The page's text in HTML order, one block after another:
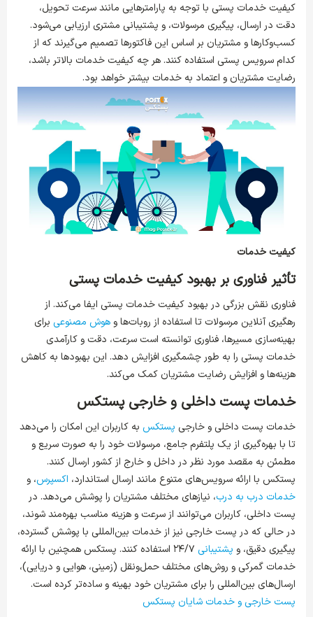
کیفیت خدمات پستی با توجه به پارامترهایی مانند سرعت تحویل،
دقت در ارسال، پیگیری مرسولات، و پشتیبانی مشتری ارزیابی می‌شود.
کسب‌وکارها و مشتریان بر اساس این فاکتورها تصمیم می‌گیرند که از
کدام سرویس پستی استفاده کنند. هر چه کیفیت خدمات بالاتر باشد،
رضایت مشتریان و اعتماد به خدمات بیشتر خواهد بود.
کیفیت خدمات
تأثیر فناوری بر بهبود کیفیت خدمات پستی
فناوری نقش بزرگی در بهبود کیفیت خدمات پستی ایفا می‌کند. از
رهگیری آنلاین مرسولات تا استفاده از روبات‌ها و هوش مصنوعی برای
بهینه‌سازی مسیرها، فناوری توانسته است سرعت، دقت و کارآمدی
خدمات پستی را به طور چشمگیری افزایش دهد. این بهبودها به کاهش
هزینه‌ها و افزایش رضایت مشتریان کمک می‌کند.
خدمات پست داخلی و خارجی پستکس
خدمات پست داخلی و خارجی پستکس به کاربران این امکان را می‌دهد
تا با بهره‌گیری از یک پلتفرم جامع، مرسولات خود را به صورت سریع و
مطمئن به مقصد مورد نظر در داخل و خارج از کشور ارسال کنند.
پستکس با ارائه سرویس‌های متنوع مانند ارسال استاندارد، اکسپرس، و
خدمات درب به درب، نیازهای مختلف مشتریان را پوشش می‌دهد. در
پست داخلی، کاربران می‌توانند از سرعت و هزینه مناسب بهره‌مند شوند،
در حالی که در پست خارجی نیز از خدمات بین‌المللی با پوشش گسترده،
پیگیری دقیق، و پشتیبانی
۲۴/۷ استفاده کنند. پستکس همچنین با ارائه
خدمات گمرکی و روش‌های مختلف حمل‌ونقل (زمینی، هوایی و دریایی)،
ارسال‌های بین‌المللی را برای مشتریان خود بهینه و ساده‌تر کرده است.
پست خارجی و خدمات شایان پستکس